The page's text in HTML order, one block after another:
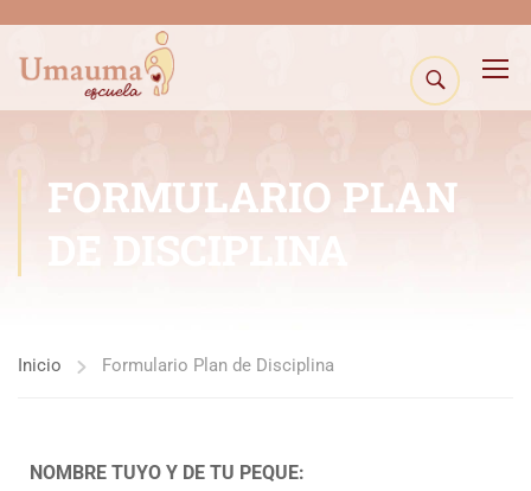
FORMULARIO PLAN
DE DISCIPLINA
Inicio Formulario Plan de Disciplina
NOMBRE TUYO Y DE TU PEQUE: